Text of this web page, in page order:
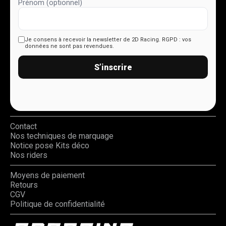
Prénom (optionnel)
Je consens à recevoir la newsletter de 2D Racing. RGPD : vos
données ne sont pas revendues.
S’inscrire
Contact
Nos techniques de marquage
Notice pose Kits déco
Nos riders
Moyens de paiement
Retours
CGV
Politique de confidentialité